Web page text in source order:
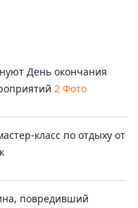
День окончания
2 Фото
класс по отдыху от
повредивший